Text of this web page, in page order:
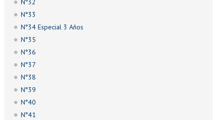
N°32
N°33
N°34 Especial 3 Años
N°35
N°36
N°37
N°38
N°39
N°40
N°41